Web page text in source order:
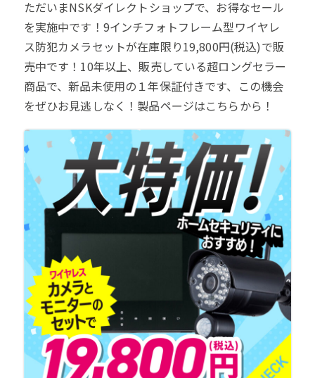
ただいまNSKダイレクトショップで、お得なセール
を実施中です！9インチフォトフレーム型ワイヤレ
ス防犯カメラセットが在庫限り19,800円(税込)で販
売中です！10年以上、販売している超ロングセラー
商品で、新品未使用の１年保証付きです、この機会
をぜひお見逃しなく！製品ページはこちらから！